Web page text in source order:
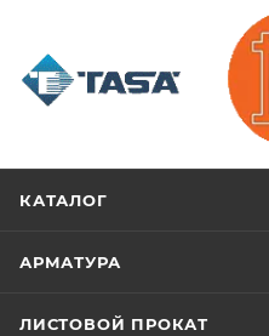
КАТАЛОГ
АРМАТУРА
ЛИСТОВОЙ ПРОКАТ